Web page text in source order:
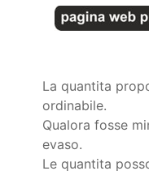
La quantita
ordinabile.
Qualora fosse
evaso.
Le quantita